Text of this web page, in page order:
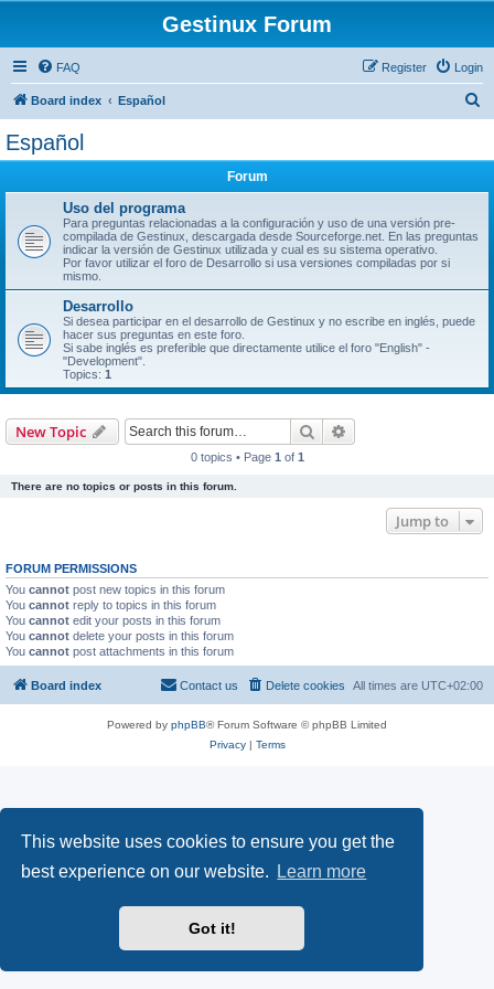
This website uses cookies to ensure you get the
best experience on our website.
Learn more
Got it!
Gestinux Forum
FAQ Login
Register
Board index Español
Español
Forum
Uso del programa
Para preguntas relacionadas a la configuración y uso de una versión pre-
compilada de Gestinux, descargada desde Sourceforge.net. En las preguntas
indicar la versión de Gestinux utilizada y cual es su sistema operativo.
Por favor utilizar el foro de Desarrollo si usa versiones compiladas por si
mismo.
Desarrollo
Si desea participar en el desarrollo de Gestinux y no escribe en inglés, puede
hacer sus preguntas en este foro.
Si sabe inglés es preferible que directamente utilice el foro "English" -
"Development".
Topics: 1
New Topic Search
0 topics • Page 1 of 1
There are no topics or posts in this forum.
Jump to
FORUM PERMISSIONS
You cannot post new topics in this forum
You cannot reply to topics in this forum
You cannot edit your posts in this forum
You cannot delete your posts in this forum
You cannot post attachments in this forum
Board index All times are UTC+02:00
Delete cookies
Contact us
Powered by phpBB® Forum Software © phpBB Limited
Privacy| Terms